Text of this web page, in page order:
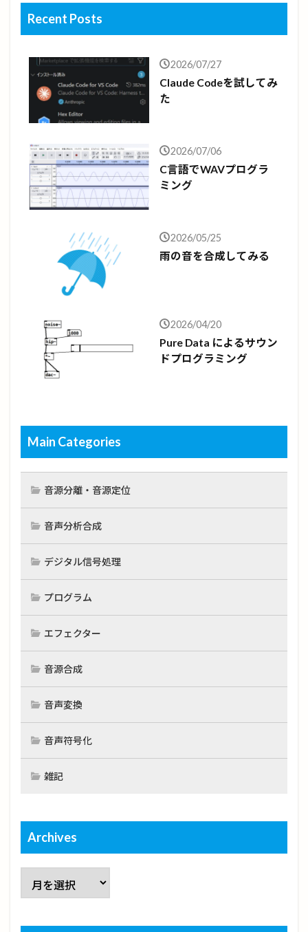
Recent Posts
2026/07/27
Claude Codeを試してみ
た
2026/07/06
C言語でWAVプログラ
ミング
2026/05/25
雨の音を合成してみる
2026/04/20
Pure Data によるサウン
ドプログラミング
Main Categories
音源分離・音源定位
音声分析合成
デジタル信号処理
プログラム
エフェクター
音源合成
音声変換
音声符号化
雑記
Archives